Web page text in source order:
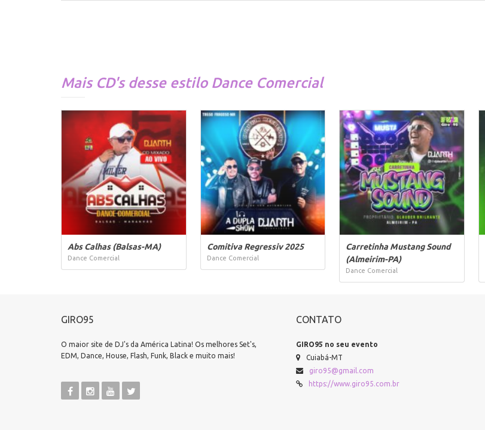
Mais CD's desse estilo Dance Comercial
Abs Calhas (Balsas-MA)
Dance Comercial
Comitiva Regressiv 2025
Dance Comercial
Carretinha Mustang Sound
(Almeirim-PA)
Dance Comercial
GIRO95
O maior site de DJ's da América Latina! Os melhores Set's,
EDM, Dance, House, Flash, Funk, Black e muito mais!
CONTATO
GIRO95 no seu evento
Cuiabá-MT
giro95@gmail.com
https://www.giro95.com.br